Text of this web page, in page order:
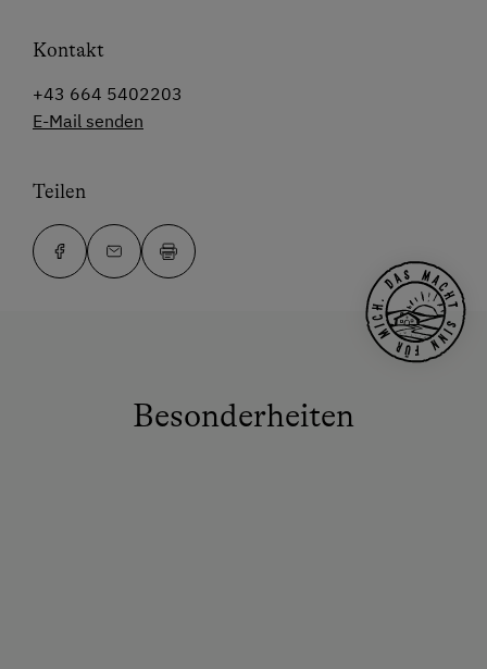
Kontakt
+43 664 5402203
E-Mail senden
Teilen
Besonderheiten